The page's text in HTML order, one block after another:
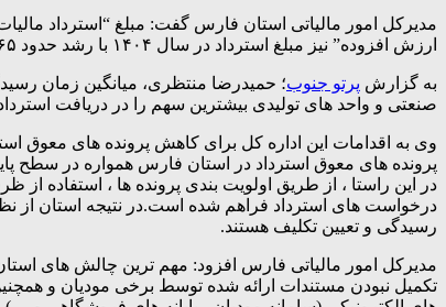
ارزش افزوده” نیز مبلغ استرداد در سال ۱۴۰۴ با رشد حدود ۶۵ درصدی نسبت به سال قبل از آن، از ۱۴ هزار میلیارد ریال به ۲۳ هزار میلیارد ریال افزایش یافت.
به گزارش پرتو جنوب
صنعتی و واحد های تولیدی بیشترین سهم را در دریافت استرداد
وی به اقدامات این اداره کل برای کاهش پرونده های معوق
پرونده های معوق استرداد در استان فارس همواره در سطح
در این راستا ، از طریق اولویت بندی پرونده ها ، استفاده
درخواست های استرداد فراهم شده است.در نتیجه استان از
رسیدگی و تعیین تکلیف هستند.
مدیرکل امور مالیاتی فارس افزود: مهم ترین چالش های
تکمیل نبودن مستندات ارائه شده توسط برخی مودیان و